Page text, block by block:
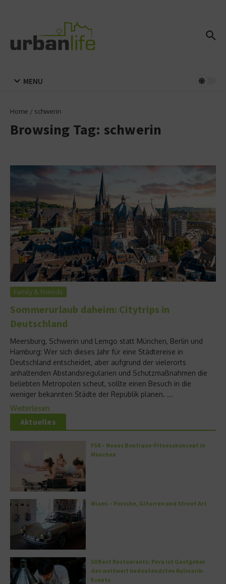
MENU
Home / schwerin
Browsing Tag: schwerin
Family & Friends
Sommerurlaub daheim: Citytrips in
Deutschland
Meersburg, Schwerin und Lemgo statt München, Berlin und
Hamburg: Wer sich dieses Jahr für eine Städtereise in
Deutschland entscheidet, aber aufgrund der vielerorts
anhaltenden Abstandsregularien und Schutzmaßnahmen die
beliebten Metropolen scheut, sollte einen Besuch in die
weniger bekannten Städte der Republik planen. ...
Weiterlesen
Aktuelles
FS8 – Neues Boutique-Fitnesskonzept in
München
Miami – Porsche, Gitarren und Street Art
50 Best Restaurants: Peru ist Gastgeber
des weltweit bedeutendsten Kulinarik-
Events